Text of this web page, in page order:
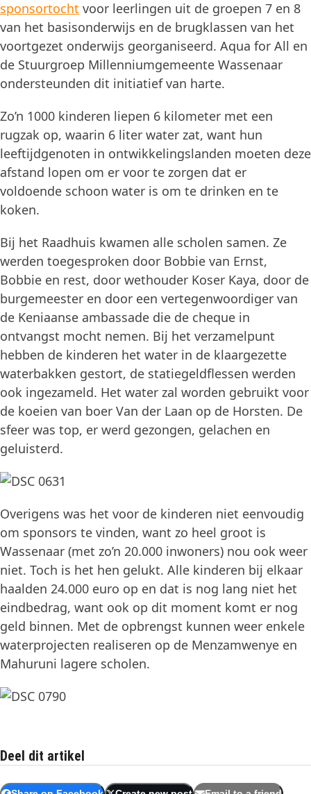
sponsortocht voor leerlingen uit de groepen 7 en 8
van het basisonderwijs en de brugklassen van het
voortgezet onderwijs georganiseerd. Aqua for All en
de Stuurgroep Millenniumgemeente Wassenaar
ondersteunden dit initiatief van harte.
Zo’n 1000 kinderen liepen 6 kilometer met een
rugzak op, waarin 6 liter water zat, want hun
leeftijdgenoten in ontwikkelingslanden moeten deze
afstand lopen om er voor te zorgen dat er
voldoende schoon water is om te drinken en te
koken.
Bij het Raadhuis kwamen alle scholen samen. Ze
werden toegesproken door Bobbie van Ernst,
Bobbie en rest, door wethouder Koser Kaya, door de
burgemeester en door een vertegenwoordiger van
de Keniaanse ambassade die de cheque in
ontvangst mocht nemen. Bij het verzamelpunt
hebben de kinderen het water in de klaargezette
waterbakken gestort, de statiegeldflessen werden
ook ingezameld. Het water zal worden gebruikt voor
de koeien van boer Van der Laan op de Horsten. De
sfeer was top, er werd gezongen, gelachen en
geluisterd.
Overigens was het voor de kinderen niet eenvoudig
om sponsors te vinden, want zo heel groot is
Wassenaar (met zo’n 20.000 inwoners) nou ook weer
niet. Toch is het hen gelukt. Alle kinderen bij elkaar
haalden 24.000 euro op en dat is nog lang niet het
eindbedrag, want ook op dit moment komt er nog
geld binnen. Met de opbrengst kunnen weer enkele
waterprojecten realiseren op de Menzamwenye en
Mahuruni lagere scholen.
Deel dit artikel